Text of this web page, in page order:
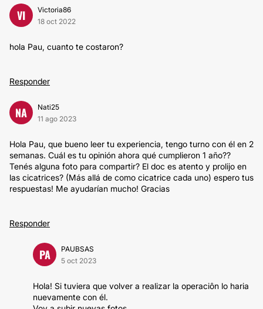
VI
Victoria86
18 oct 2022
hola Pau, cuanto te costaron?
Responder
NA
Nati25
11 ago 2023
Hola Pau, que bueno leer tu experiencia, tengo turno con él en 2
semanas. Cuál es tu opinión ahora qué cumplieron 1 año??
Tenés alguna foto para compartir? El doc es atento y prolijo en
las cicatrices? (Más allá de como cicatrice cada uno) espero tus
respuestas! Me ayudarían mucho! Gracias
Responder
PA
PAUBSAS
5 oct 2023
Hola! Si tuviera que volver a realizar la operaciôn lo haria
nuevamente con él.